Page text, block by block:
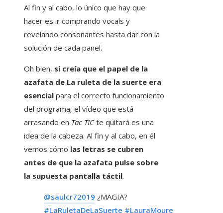
Al fin y al cabo, lo único que hay que
hacer es ir comprando vocals y
revelando consonantes hasta dar con la
solución de cada panel.
Oh bien, si creía que el papel de la
azafata de La ruleta de la suerte era
esencial para el correcto funcionamiento
del programa, el vídeo que está
arrasando en Tac TICte quitará es una
idea de la cabeza. Al fin y al cabo, en él
vemos cómo las letras se cubren
antes de que la azafata pulse sobre
la supuesta pantalla táctil.
@saulcr72019 ¿MAGIA?
#LaRuletaDeLaSuerte #LauraMoure